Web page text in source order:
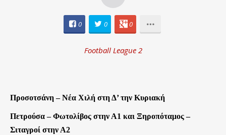
0 0 0
Football League 2
Προσοτσάνη – Νέα Χιλή στη Δ’ την Κυριακή
Πετρούσα – Φωτολίβος στην Α1 και Ξηροπόταμος –
Σιταγροί στην Α2